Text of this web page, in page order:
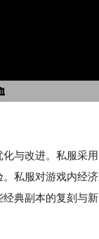
与改进。私服采
私服对游戏内经
典副本的复刻与